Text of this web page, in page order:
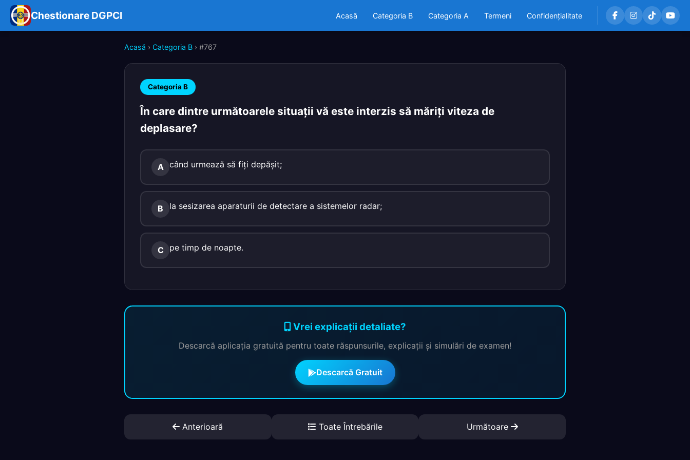
Chestionare DGPCI Acasă Categoria B Categoria A Termeni Confidențialitate
Acasă › Categoria B › #767
Categoria B
În care dintre următoarele situaţii vă este interzis să măriţi viteza de
deplasare?
A când urmează să fiţi depăşit;
B la sesizarea aparaturii de detectare a sistemelor radar;
C pe timp de noapte.
Vrei explicații detaliate?
Descarcă aplicația gratuită pentru toate răspunsurile, explicații și simulări de examen!
Descarcă Gratuit
Anterioară Toate Întrebările Următoare